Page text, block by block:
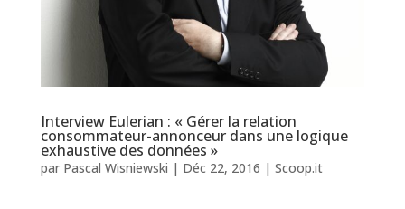
Interview Eulerian : « Gérer la relation
consommateur-annonceur dans une logique
exhaustive des données »
par Pascal Wisniewski | Déc 22, 2016 | Scoop.it